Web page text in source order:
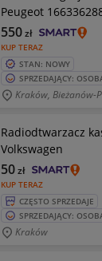
Peugeot
KUP TERAZ
550zł
STAN: NOWY
SPRZEDAJĄCY:
Kraków, Bieżanów-
Radiodtwarzacz
Volkswagen
KUP TERAZ
50zł
CZĘSTO SPRZEDAJE
SPRZEDAJĄCY:
Kraków